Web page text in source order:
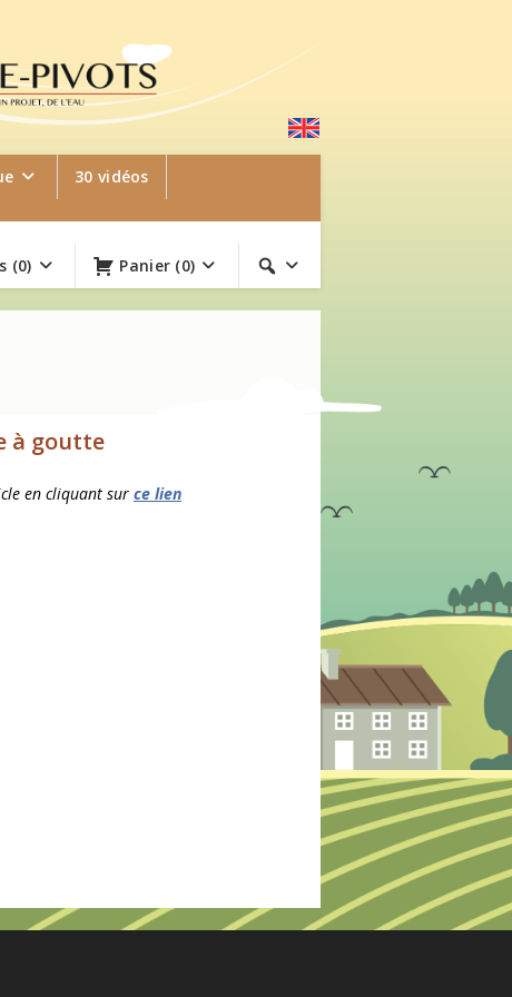
30 vidéos
Panier (0)
(0)
à goutte
en cliquant sur ce lien